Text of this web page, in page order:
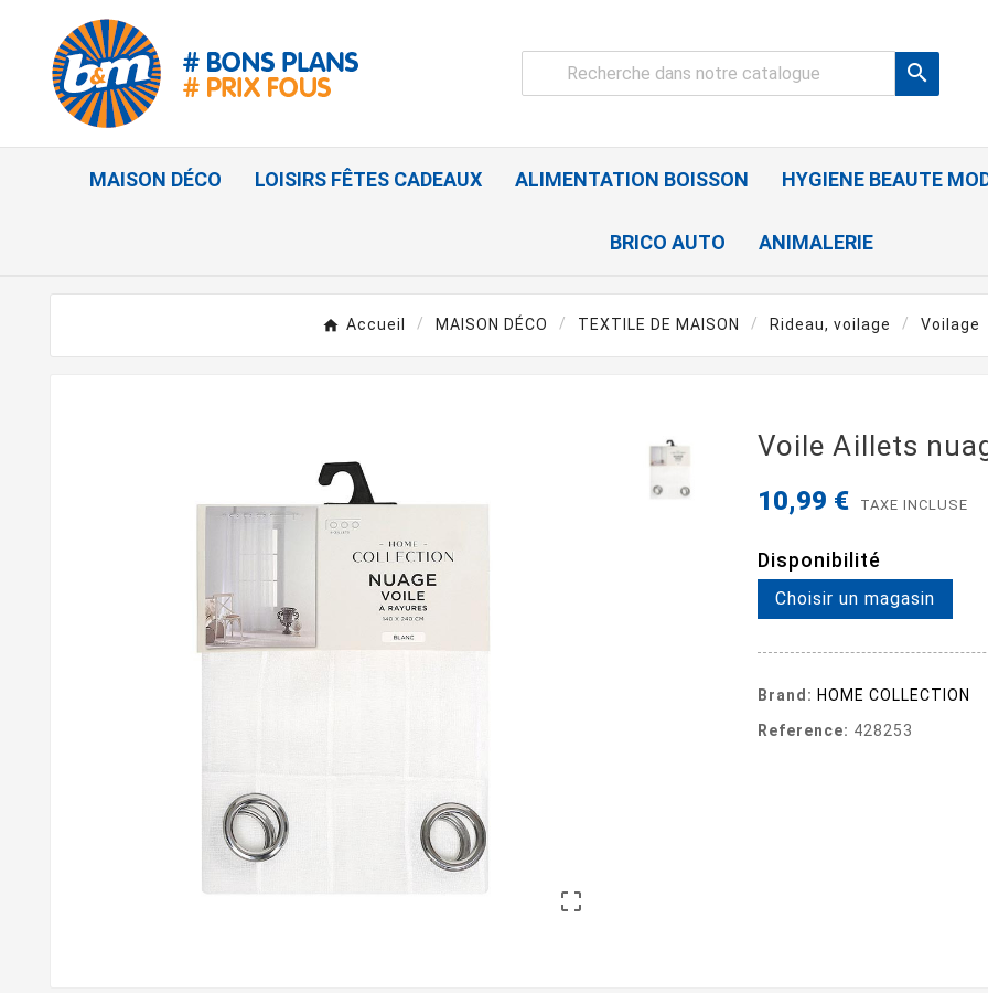

MAISON DÉCO LOISIRS FÊTES CADEAUX ALIMENTATION BOISSON HYGIENE BEAUTE
BRICO AUTO ANIMALERIE
Accueil MAISON DÉCO TEXTILE DE MAISON Rideau, voilage Voilage

Voile Aillets
10,99 € TAXE INCLUSE
Disponibilité
Choisir un magasin
Brand: HOME COLLECTION
Reference: 428253